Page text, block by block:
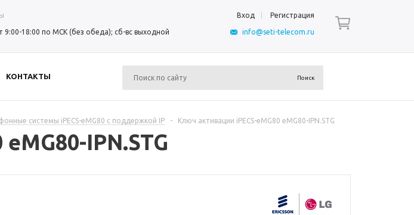
Вход Регистрация
9:00-18:00 по МСК (без обеда); сб-вс выходной info@seti-telecom.ru
КОНТАКТЫ
системы iPECS-eMG80 с поддержкой IP - Ключ активации iPECS-eMG80 eMG80-IPN.STG
IPN.STG